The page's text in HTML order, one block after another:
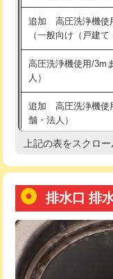
廃棄・処分
※給水管工事は
給水管工事※（支持
給水管工事※（保温
め込み）)
給水管工事※（土の
業)
用/3ｍまで)
用（追加）/3ｍ超え)
給水管工事※（ライ
管・ポリ管・HT管
給水管工事※（ライ
追加 高圧洗浄機使
（一般向け（戸建て
高圧洗浄機使用/3m
人）
追加 高圧洗浄機使
舗・法人）
高度高圧洗浄換
トーラー機使用/3m
追加トーラー機使用
カメラ調査
上記の表をスクロ
排水口 排